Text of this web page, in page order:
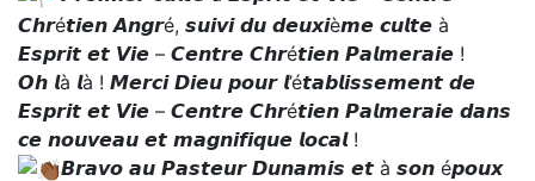
𝘾𝙝𝙧é𝙩𝙞𝙚𝙣 𝘼𝙣𝙜𝙧é, 𝙨𝙪𝙞𝙫𝙞 𝙙𝙪 𝙙𝙚𝙪𝙭𝙞è𝙢𝙚 𝙘𝙪𝙡𝙩𝙚 à
𝙀𝙨𝙥𝙧𝙞𝙩 𝙚𝙩 𝙑𝙞𝙚 – 𝘾𝙚𝙣𝙩𝙧𝙚 𝘾𝙝𝙧é𝙩𝙞𝙚𝙣 𝙋𝙖𝙡𝙢𝙚𝙧𝙖𝙞𝙚 !
𝙊𝙝 𝙡à 𝙡à ! 𝙈𝙚𝙧𝙘𝙞 𝘿𝙞𝙚𝙪 𝙥𝙤𝙪𝙧 𝙡’é𝙩𝙖𝙗𝙡𝙞𝙨𝙨𝙚𝙢𝙚𝙣𝙩 𝙙𝙚
𝙀𝙨𝙥𝙧𝙞𝙩 𝙚𝙩 𝙑𝙞𝙚 – 𝘾𝙚𝙣𝙩𝙧𝙚 𝘾𝙝𝙧é𝙩𝙞𝙚𝙣 𝙋𝙖𝙡𝙢𝙚𝙧𝙖𝙞𝙚 𝙙𝙖𝙣𝙨
𝙘𝙚 𝙣𝙤𝙪𝙫𝙚𝙖𝙪 𝙚𝙩 𝙢𝙖𝙜𝙣𝙞𝙛𝙞𝙦𝙪𝙚 𝙡𝙤𝙘𝙖𝙡 !
𝘽𝙧𝙖𝙫𝙤 𝙖𝙪 𝙋𝙖𝙨𝙩𝙚𝙪𝙧 𝘿𝙪𝙣𝙖𝙢𝙞𝙨 𝙚𝙩 à 𝙨𝙤𝙣 é𝙥𝙤𝙪𝙭